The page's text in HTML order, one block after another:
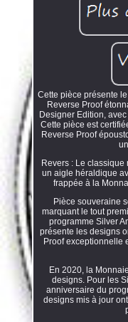
Cette pièce présente
Reverse Proof
Designer Edition,
Cette pièce est
Reverse Proof
Revers : Le classique
un aigle héraldique
frappée à la
Pièce souveraine
marquant le tout
programme Silver
présente les designs
Proof exceptionnelle
En 2020, la
designs. Pour les
anniversaire du
designs mis à jour